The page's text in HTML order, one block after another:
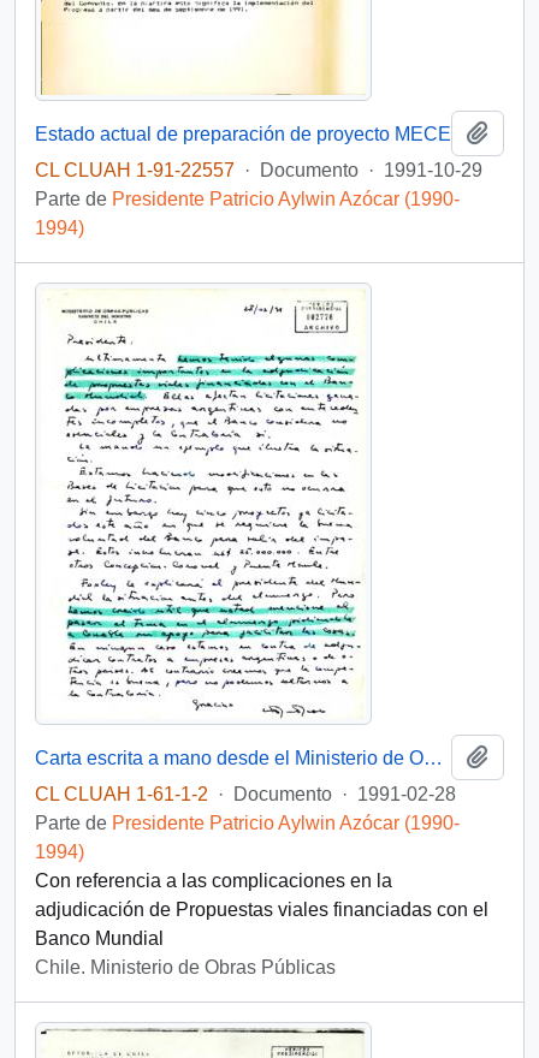
Estado actual de preparación de proyecto MECE
CL CLUAH 1-91-22557 · Documento · 1991-10-29
Parte de Presidente Patricio Aylwin Azócar (1990-
1994)
Carta escrita a mano desde el Ministerio de Obras Públicas, del Gabinete del Ministro, dirigida al Presidente [de la República de Chile]
CL CLUAH 1-61-1-2
· Documento · 1991-02-28
Parte de Presidente Patricio Aylwin Azócar (1990-
1994)
Con referencia a las complicaciones en la
adjudicación de Propuestas viales financiadas con el
Banco Mundial
Chile. Ministerio de Obras Públicas